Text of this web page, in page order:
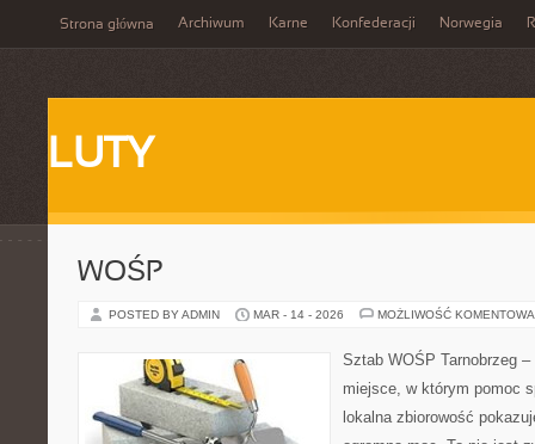
Strona główna Archiwum Karne Konfederacji Norwegia
LUTY
WOŚP
POSTED BY ADMIN MAR - 14 - 2026 MOŻLIWOŚĆ
Sztab WOŚP Tarnobrzeg
miejsce, w którym pomoc
lokalna zbiorowość